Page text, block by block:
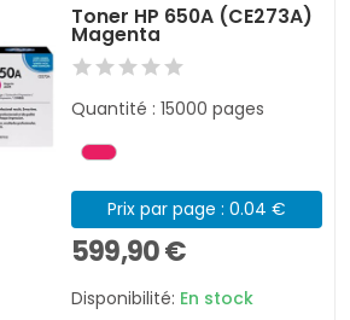
Toner HP 650A (CE273A)
Magenta
Quantité : 15000 pages
Prix par page : 0.04 €
599,90 €
Disponibilité: En stock